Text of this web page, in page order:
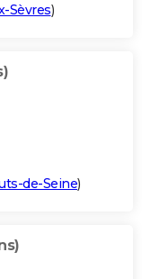
Sèvres)
de-Seine)